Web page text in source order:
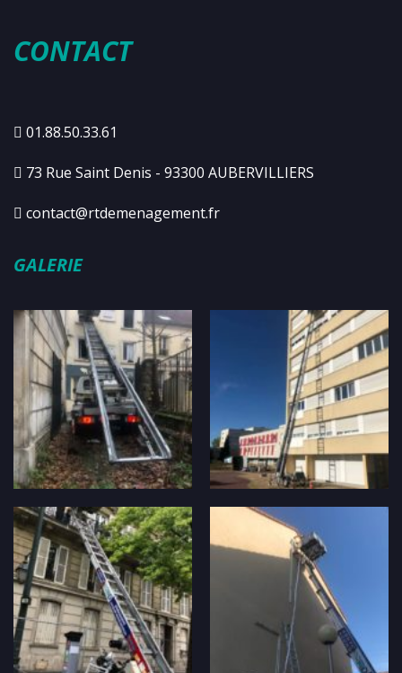
CONTACT
01.88.50.33.61
73 Rue Saint Denis - 93300 AUBERVILLIERS
contact@rtdemenagement.fr
GALERIE